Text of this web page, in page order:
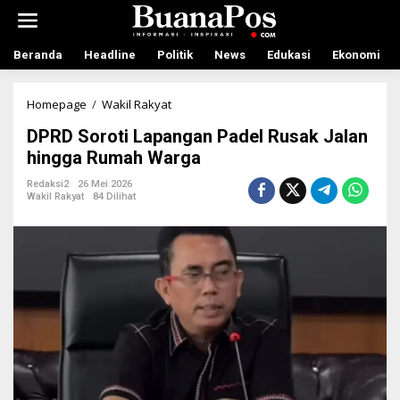
t
Beranda Headline Politik News Edukasi Ekonomi
Homepage / Wakil Rakyat
R
D
S
i
L
a
a
n
g
a
DPRD Soroti Lapangan Padel Rusak Jalan
hingga Rumah Warga
Redaksi2
26 Mei 2026
Wakil Rakyat
84 Dilihat